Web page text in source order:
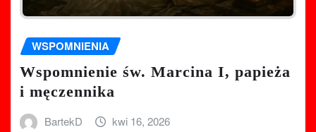
WSPOMNIENIA
Wspomnienie św. Marcina I, papieża
i męczennika
BartekD kwi 16, 2026